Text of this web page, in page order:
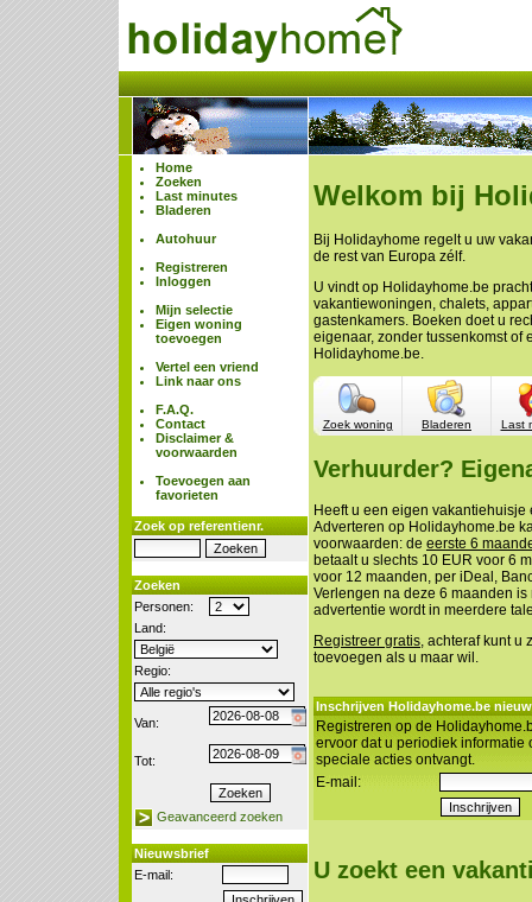
Home
Zoeken
Last minutes
Bladeren
Autohuur
Registreren
Inloggen
Mijn selectie
Eigen woning
toevoegen
Vertel een vriend
Link naar ons
F.A.Q.
Contact
Disclaimer &
voorwaarden
Toevoegen aan
favorieten
Zoek op referentienr.
Zoeken
Personen:
Land:
Regio:
Van:
Tot:
Geavanceerd zoeken
Nieuwsbrief
E-mail:
Welkom bij
Bij Holidayhome regelt u uw
de rest van Europa zélf.
U vindt op Holidayhome.be
vakantiewoningen, chalets,
gastenkamers. Boeken doet u
eigenaar, zonder tussenkomst of
Holidayhome.be.
Zoek woning Bladeren Last
Verhuurder?
Heeft u een eigen
Adverteren op Holidayhome.be
voorwaarden: de eerste 6
betaalt u slechts 10 EUR voor 6
voor 12 maanden, per iDeal,
Verlengen na deze 6 maanden is
advertentie wordt in meerdere
Registreer gratis, achteraf kunt u
toevoegen als u maar wil.
Inschrijven Holidayhome.be
Registreren op de
ervoor dat u periodiek informatie
speciale acties ontvangt.
E-mail:
U zoekt een